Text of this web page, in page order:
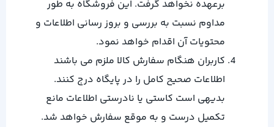
برعهده نخواهد گرفت. این فروشگاه به طور
مداوم نسبت به بررسی و بروز رسانی اطلاعات و
محتویات آن اقدام خواهد نمود.
كاربران هنگام سفارش كالا ملزم می باشند
اطلاعات صحیح كامل را در پایگاه درج کنند.
بدیهی است کاستی یا نادرستی اطلاعات مانع
تکمیل درست و به موقع سفارش خواهد شد.